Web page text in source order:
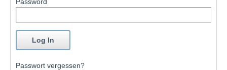
Passwort vergessen?